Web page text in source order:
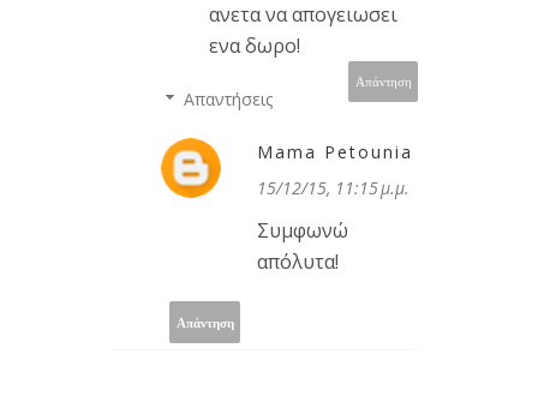
ανετα να απογειωσει
ενα δωρο!
Απάντηση
Απαντήσεις
Mama Petounia
15/12/15, 11:15 μ.μ.
Συμφωνώ
απόλυτα!
Απάντηση